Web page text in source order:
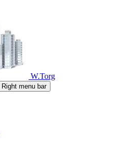
W.Torg
Right menu bar